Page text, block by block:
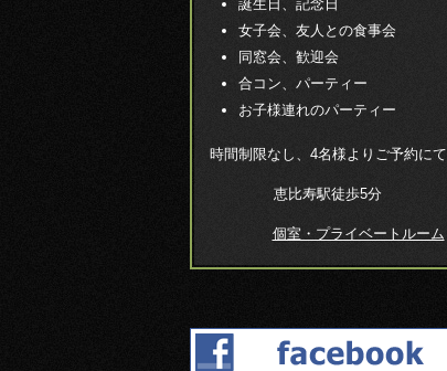
誕生日、記念日
女子会、友人との食事会
同窓会、歓迎会
合コン、パーティー
お子様連れのパーティー
時間制限なし、4名様よりご予約にて
恵比寿駅徒歩5分
個室・プライベートルーム